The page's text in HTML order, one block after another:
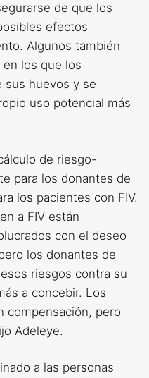
de que los
efectos
Algunos también
los que los
sus huevos y se
uso potencial más
de riesgo-
para los donantes de
los pacientes con FIV.
a FIV están
con el deseo
los donantes de
riesgos contra su
a concebir. Los
compensación, pero
Adeleye.
a las personas